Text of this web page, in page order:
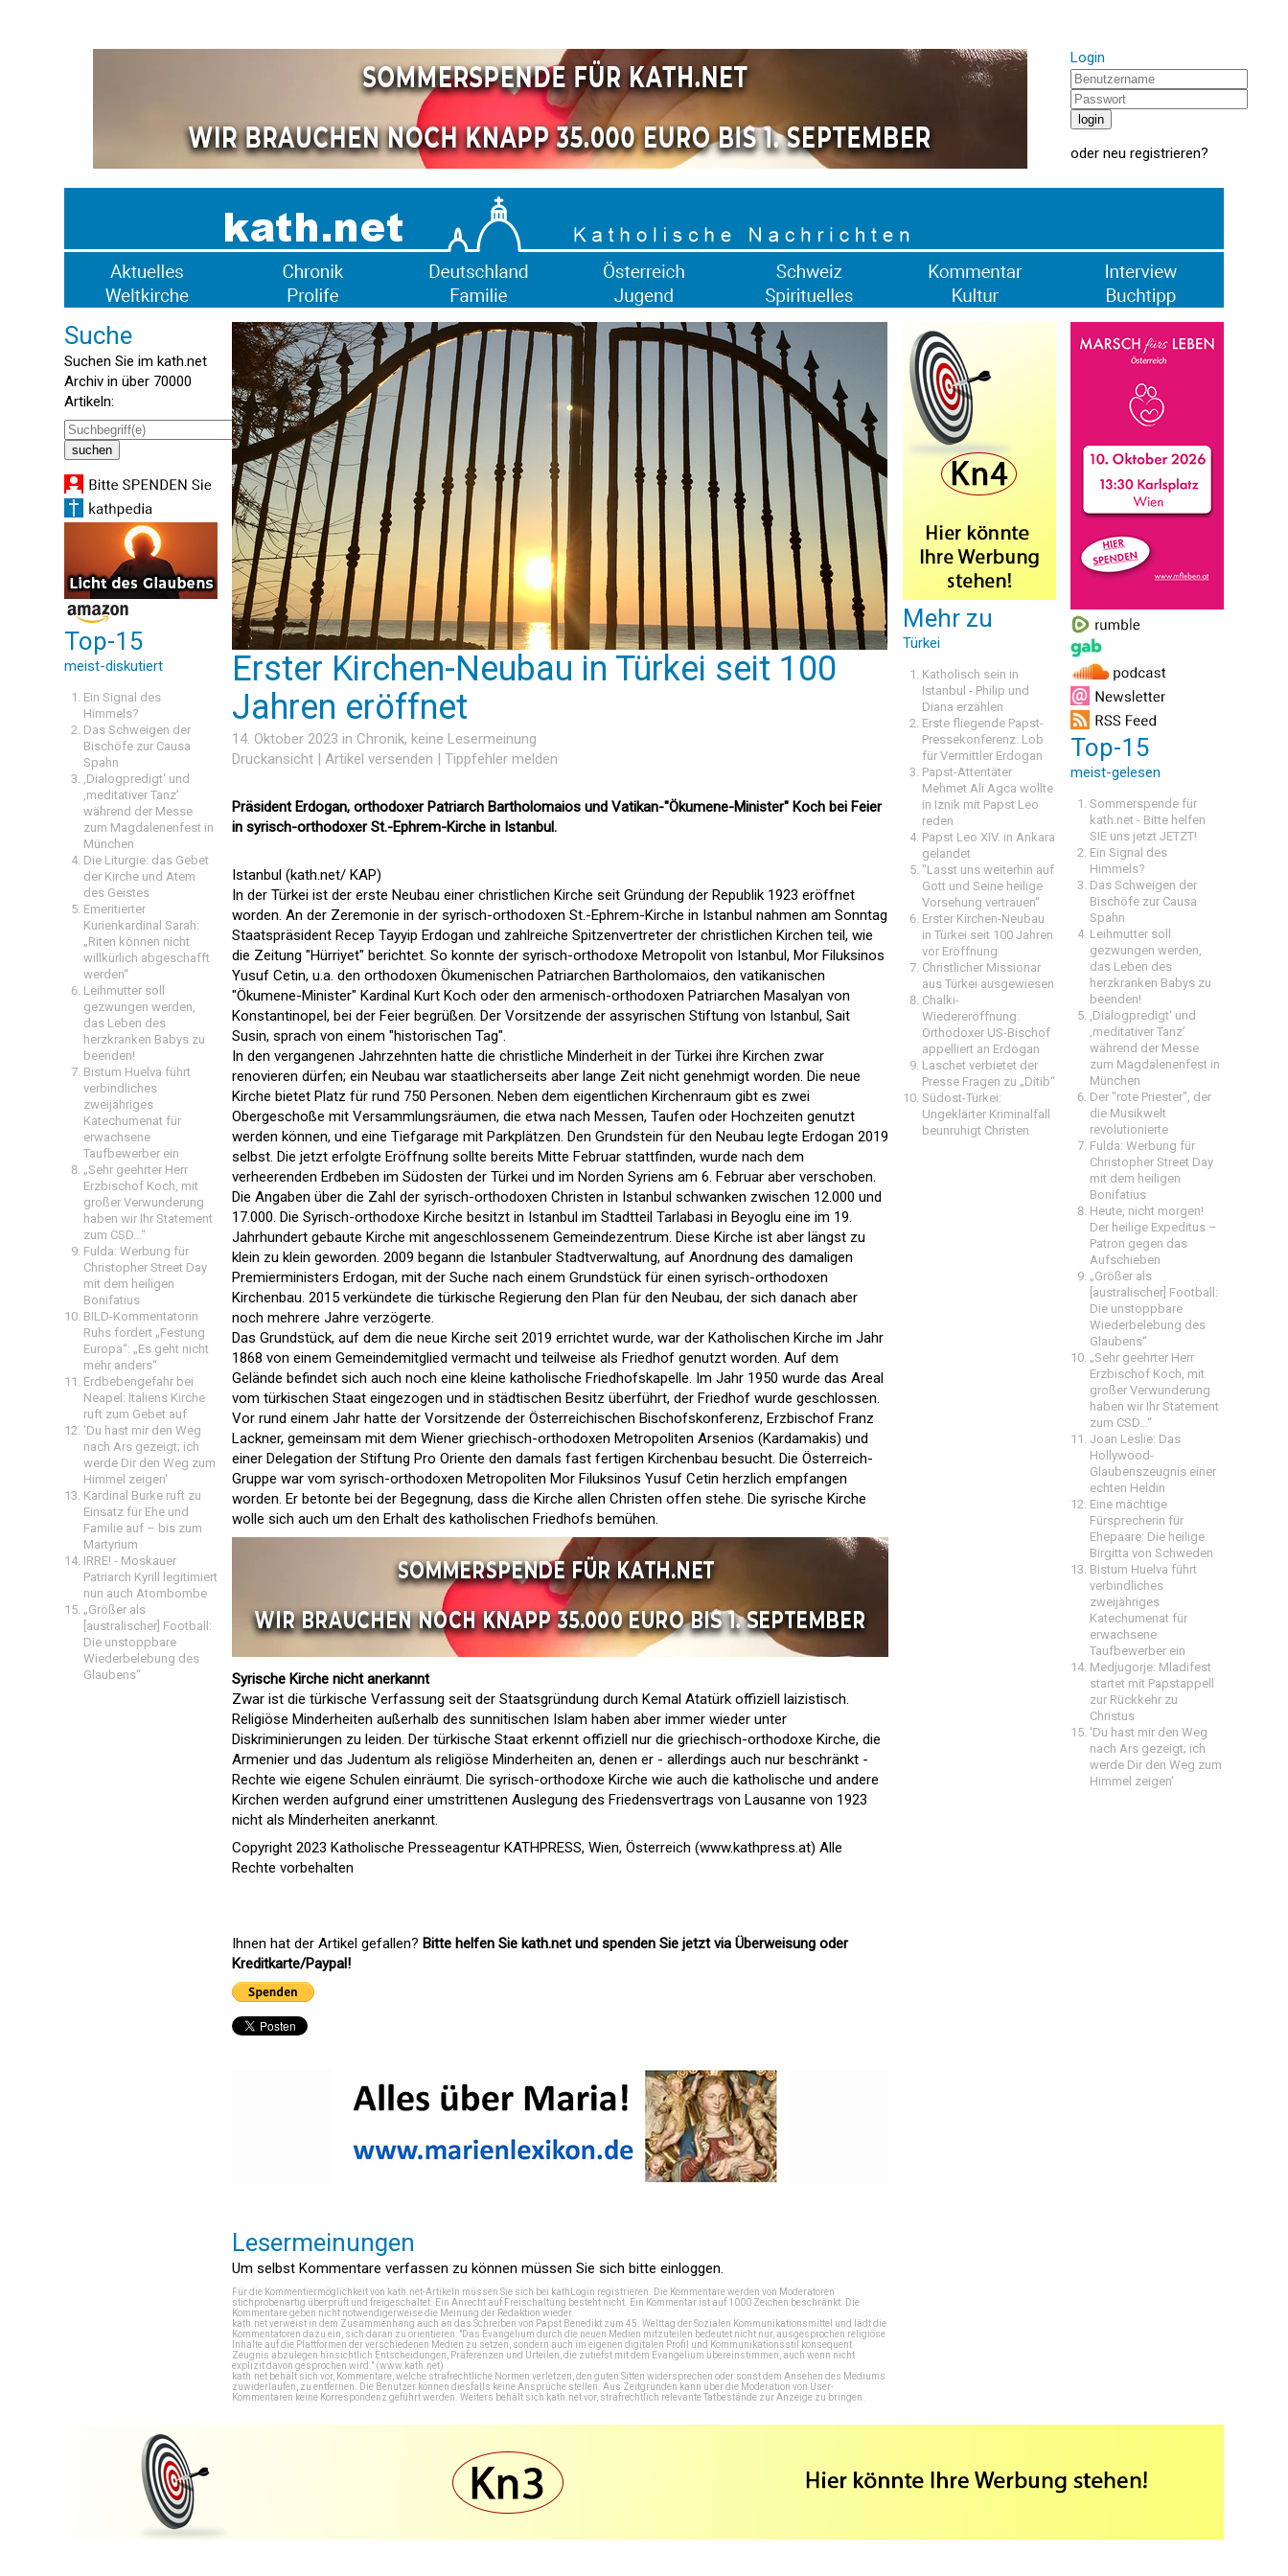
Login
oder neu registrieren?
Suche
Suchen Sie im kath.net
Archiv in über 70000
Artikeln:
Top-15
meist-diskutiert
Ein Signal des
Himmels?
Das Schweigen der
Bischöfe zur Causa
Spahn
‚Dialogpredigt‘ und
‚meditativer Tanz’
während der Messe
zum Magdalenenfest in
München
Die Liturgie: das Gebet
der Kirche und Atem
des Geistes
Emeritierter
Kurienkardinal Sarah:
„Riten können nicht
willkürlich abgeschafft
werden“
Leihmutter soll
gezwungen werden,
das Leben des
herzkranken Babys zu
beenden!
Bistum Huelva führt
verbindliches
zweijähriges
Katechumenat für
erwachsene
Taufbewerber ein
„Sehr geehrter Herr
Erzbischof Koch, mit
großer Verwunderung
haben wir Ihr Statement
zum CSD…“
Fulda: Werbung für
Christopher Street Day
mit dem heiligen
Bonifatius
BILD-Kommentatorin
Ruhs fordert „Festung
Europa“: „Es geht nicht
mehr anders“
Erdbebengefahr bei
Neapel: Italiens Kirche
ruft zum Gebet auf
'Du hast mir den Weg
nach Ars gezeigt; ich
werde Dir den Weg zum
Himmel zeigen'
Kardinal Burke ruft zu
Einsatz für Ehe und
Familie auf – bis zum
Martyrium
IRRE! - Moskauer
Patriarch Kyrill legitimiert
nun auch Atombombe
„Größer als
[australischer] Football:
Die unstoppbare
Wiederbelebung des
Glaubens“
Erster Kirchen-Neubau in Türkei seit 100
Jahren eröffnet
14. Oktober 2023 in Chronik, keine Lesermeinung
Druckansicht | Artikel versenden | Tippfehler melden
Präsident Erdogan, orthodoxer Patriarch Bartholomaios und Vatikan-"Ökumene-Minister" Koch bei Feier
in syrisch-orthodoxer St.-Ephrem-Kirche in Istanbul.
Istanbul (kath.net/ KAP)
In der Türkei ist der erste Neubau einer christlichen Kirche seit Gründung der Republik 1923 eröffnet
worden. An der Zeremonie in der syrisch-orthodoxen St.-Ephrem-Kirche in Istanbul nahmen am Sonntag
Staatspräsident Recep Tayyip Erdogan und zahlreiche Spitzenvertreter der christlichen Kirchen teil, wie
die Zeitung "Hürriyet" berichtet. So konnte der syrisch-orthodoxe Metropolit von Istanbul, Mor Filuksinos
Yusuf Cetin, u.a. den orthodoxen Ökumenischen Patriarchen Bartholomaios, den vatikanischen
"Ökumene-Minister" Kardinal Kurt Koch oder den armenisch-orthodoxen Patriarchen Masalyan von
Konstantinopel, bei der Feier begrüßen. Der Vorsitzende der assyrischen Stiftung von Istanbul, Sait
Susin, sprach von einem "historischen Tag".
In den vergangenen Jahrzehnten hatte die christliche Minderheit in der Türkei ihre Kirchen zwar
renovieren dürfen; ein Neubau war staatlicherseits aber lange Zeit nicht genehmigt worden. Die neue
Kirche bietet Platz für rund 750 Personen. Neben dem eigentlichen Kirchenraum gibt es zwei
Obergeschoße mit Versammlungsräumen, die etwa nach Messen, Taufen oder Hochzeiten genutzt
werden können, und eine Tiefgarage mit Parkplätzen. Den Grundstein für den Neubau legte Erdogan 2019
selbst. Die jetzt erfolgte Eröffnung sollte bereits Mitte Februar stattfinden, wurde nach dem
verheerenden Erdbeben im Südosten der Türkei und im Norden Syriens am 6. Februar aber verschoben.
Die Angaben über die Zahl der syrisch-orthodoxen Christen in Istanbul schwanken zwischen 12.000 und
17.000. Die Syrisch-orthodoxe Kirche besitzt in Istanbul im Stadtteil Tarlabasi in Beyoglu eine im 19.
Jahrhundert gebaute Kirche mit angeschlossenem Gemeindezentrum. Diese Kirche ist aber längst zu
klein zu klein geworden. 2009 begann die Istanbuler Stadtverwaltung, auf Anordnung des damaligen
Premierministers Erdogan, mit der Suche nach einem Grundstück für einen syrisch-orthodoxen
Kirchenbau. 2015 verkündete die türkische Regierung den Plan für den Neubau, der sich danach aber
noch mehrere Jahre verzögerte.
Das Grundstück, auf dem die neue Kirche seit 2019 errichtet wurde, war der Katholischen Kirche im Jahr
1868 von einem Gemeindemitglied vermacht und teilweise als Friedhof genutzt worden. Auf dem
Gelände befindet sich auch noch eine kleine katholische Friedhofskapelle. Im Jahr 1950 wurde das Areal
vom türkischen Staat eingezogen und in städtischen Besitz überführt, der Friedhof wurde geschlossen.
Vor rund einem Jahr hatte der Vorsitzende der Österreichischen Bischofskonferenz, Erzbischof Franz
Lackner, gemeinsam mit dem Wiener griechisch-orthodoxen Metropoliten Arsenios (Kardamakis) und
einer Delegation der Stiftung Pro Oriente den damals fast fertigen Kirchenbau besucht. Die Österreich-
Gruppe war vom syrisch-orthodoxen Metropoliten Mor Filuksinos Yusuf Cetin herzlich empfangen
worden. Er betonte bei der Begegnung, dass die Kirche allen Christen offen stehe. Die syrische Kirche
wolle sich auch um den Erhalt des katholischen Friedhofs bemühen.
Syrische Kirche nicht anerkannt
Zwar ist die türkische Verfassung seit der Staatsgründung durch Kemal Atatürk offiziell laizistisch.
Religiöse Minderheiten außerhalb des sunnitischen Islam haben aber immer wieder unter
Diskriminierungen zu leiden. Der türkische Staat erkennt offiziell nur die griechisch-orthodoxe Kirche, die
Armenier und das Judentum als religiöse Minderheiten an, denen er - allerdings auch nur beschränkt -
Rechte wie eigene Schulen einräumt. Die syrisch-orthodoxe Kirche wie auch die katholische und andere
Kirchen werden aufgrund einer umstrittenen Auslegung des Friedensvertrags von Lausanne von 1923
nicht als Minderheiten anerkannt.
Copyright 2023 Katholische Presseagentur KATHPRESS, Wien, Österreich (www.kathpress.at) Alle
Rechte vorbehalten
Ihnen hat der Artikel gefallen? Bitte helfen Sie kath.net und spenden Sie jetzt via Überweisung oder
Kreditkarte/Paypal!
Lesermeinungen
Um selbst Kommentare verfassen zu können müssen Sie sich bitte einloggen.
Für die Kommentiermöglichkeit von kath.net-Artikeln müssen Sie sich bei kathLogin registrieren . Die Kommentare werden von Moderatoren
stichprobenartig überprüft und freigeschaltet. Ein Anrecht auf Freischaltung besteht nicht. Ein Kommentar ist auf 1000 Zeichen beschränkt. Die
Kommentare geben nicht notwendigerweise die Meinung der Redaktion wieder.
kath.net verweist in dem Zusammenhang auch an das Schreiben von Papst Benedikt zum 45. Welttag der Sozialen Kommunikationsmittel und lädt die
Kommentatoren dazu ein, sich daran zu orientieren: "Das Evangelium durch die neuen Medien mitzuteilen bedeutet nicht nur, ausgesprochen religiöse
Inhalte auf die Plattformen der verschiedenen Medien zu setzen, sondern auch im eigenen digitalen Profil und Kommunikationsstil konsequent
Zeugnis abzulegen hinsichtlich Entscheidungen, Präferenzen und Urteilen, die zutiefst mit dem Evangelium übereinstimmen, auch wenn nicht
explizit davon gesprochen wird." (www.kath.net)
kath.net behält sich vor, Kommentare, welche strafrechtliche Normen verletzen, den guten Sitten widersprechen oder sonst dem Ansehen des Mediums
zuwiderlaufen, zu entfernen. Die Benutzer können diesfalls keine Ansprüche stellen. Aus Zeitgründen kann über die Moderation von User-
Kommentaren keine Korrespondenz geführt werden. Weiters behält sich kath.net vor, strafrechtlich relevante Tatbestände zur Anzeige zu bringen.
Mehr zu
Türkei
Katholisch sein in
Istanbul - Philip und
Diana erzählen
Erste fliegende Papst-
Pressekonferenz: Lob
für Vermittler Erdogan
Papst-Attentäter
Mehmet Ali Agca wollte
in Iznik mit Papst Leo
reden
Papst Leo XIV. in Ankara
gelandet
"Lasst uns weiterhin auf
Gott und Seine heilige
Vorsehung vertrauen"
Erster Kirchen-Neubau
in Türkei seit 100 Jahren
vor Eröffnung
Christlicher Missionar
aus Türkei ausgewiesen
Chalki-
Wiedereröffnung:
Orthodoxer US-Bischof
appelliert an Erdogan
Laschet verbietet der
Presse Fragen zu „Ditib“
Südost-Türkei:
Ungeklärter Kriminalfall
beunruhigt Christen
Top-15
meist-gelesen
Sommerspende für
kath.net - Bitte helfen
SIE uns jetzt JETZT!
Ein Signal des
Himmels?
Das Schweigen der
Bischöfe zur Causa
Spahn
Leihmutter soll
gezwungen werden,
das Leben des
herzkranken Babys zu
beenden!
‚Dialogpredigt‘ und
‚meditativer Tanz’
während der Messe
zum Magdalenenfest in
München
Der "rote Priester", der
die Musikwelt
revolutionierte
Fulda: Werbung für
Christopher Street Day
mit dem heiligen
Bonifatius
Heute, nicht morgen!
Der heilige Expeditus –
Patron gegen das
Aufschieben
„Größer als
[australischer] Football:
Die unstoppbare
Wiederbelebung des
Glaubens“
„Sehr geehrter Herr
Erzbischof Koch, mit
großer Verwunderung
haben wir Ihr Statement
zum CSD…“
Joan Leslie: Das
Hollywood-
Glaubenszeugnis einer
echten Heldin
Eine mächtige
Fürsprecherin für
Ehepaare: Die heilige
Birgitta von Schweden
Bistum Huelva führt
verbindliches
zweijähriges
Katechumenat für
erwachsene
Taufbewerber ein
Medjugorje: Mladifest
startet mit Papstappell
zur Rückkehr zu
Christus
'Du hast mir den Weg
nach Ars gezeigt; ich
werde Dir den Weg zum
Himmel zeigen'